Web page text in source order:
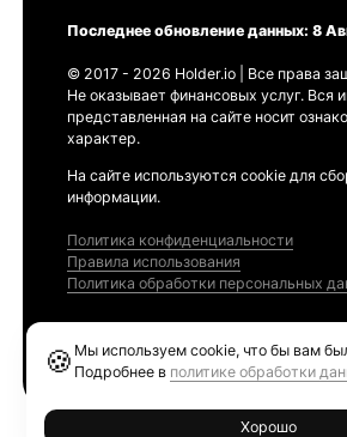
Последнее обновление данных: 8
© 2017 - 2026 Holder.io | Все права
Не оказывает финансовых услуг. Вся
представленная на сайте носит
характер.
На сайте используются cookie для
информации.
Политика конфиденциальности
Правила использования
Политика обработки персональных
🍪 Мы используем cookie, что бы вам
Подробнее в политике обработки
Хорошо
Ethereum GAS Tracker